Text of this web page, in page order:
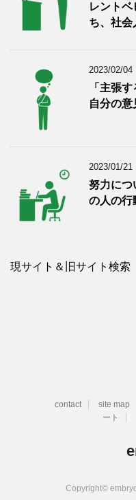
レント
ち、社会
2023/02/04
「主張
自分の意
2023/01/21
努力につ
の人の行
現サイト＆旧サイト検索
contact site map
ート
Copyright©